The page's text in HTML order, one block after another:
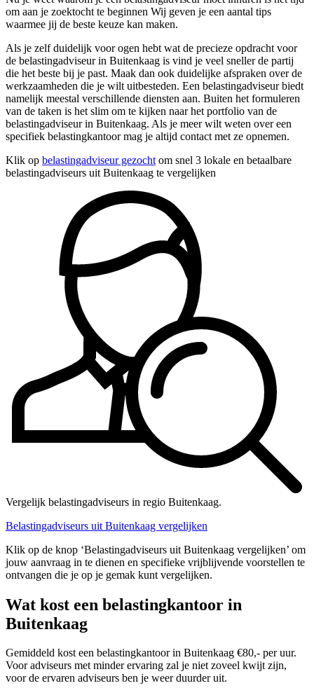
om aan je zoektocht te beginnen Wij geven je een aantal tips
waarmee jij de beste keuze kan maken.
Als je zelf duidelijk voor ogen hebt wat de precieze opdracht voor
de belastingadviseur in Buitenkaag is vind je veel sneller de partij
die het beste bij je past. Maak dan ook duidelijke afspraken over de
werkzaamheden die je wilt uitbesteden. Een belastingadviseur biedt
namelijk meestal verschillende diensten aan. Buiten het formuleren
van de taken is het slim om te kijken naar het portfolio van de
belastingadviseur in Buitenkaag. Als je meer wilt weten over een
specifiek belastingkantoor mag je altijd contact met ze opnemen.
Klik op belastingadviseur gezocht om snel 3 lokale en betaalbare
belastingadviseurs uit Buitenkaag te vergelijken
Vergelijk belastingadviseurs in regio Buitenkaag.
Belastingadviseurs uit Buitenkaag vergelijken
Klik op de knop ‘Belastingadviseurs uit Buitenkaag vergelijken’ om
jouw aanvraag in te dienen en specifieke vrijblijvende voorstellen te
ontvangen die je op je gemak kunt vergelijken.
Wat kost een belastingkantoor in
Buitenkaag
Gemiddeld kost een belastingkantoor in Buitenkaag €80,- per uur.
Voor adviseurs met minder ervaring zal je niet zoveel kwijt zijn,
voor de ervaren adviseurs ben je weer duurder uit.